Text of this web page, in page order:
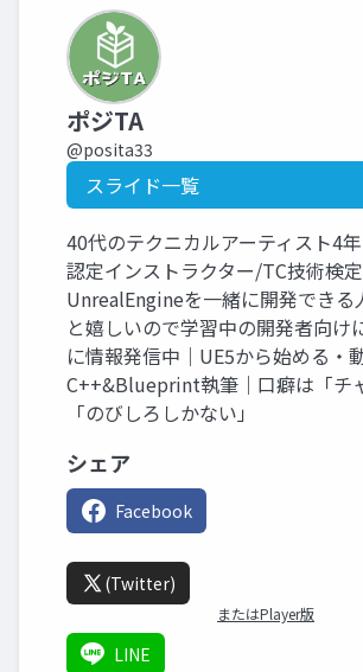
ポジTA
@posita33
スライド一覧
40代のテクニカルアーティスト4
認定インストラクター/TC技術検定
UnrealEngineを一緒に開発できる
と嬉しいので学習中の開発者向け
に情報発信中｜UE5から始める・
C++&Blueprint執筆｜口癖は「チ
「のびしろしかない」
シェア
Facebook
(Twitter)
またはPlayer版
LINE